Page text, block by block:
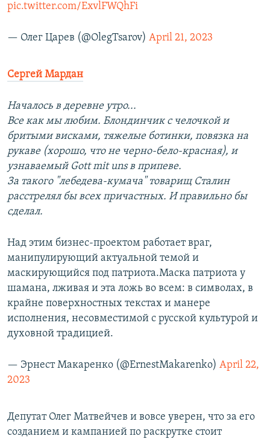
pic.twitter.com/ExvlFWQhFi
— Олег Царев (@OlegTsarov) April 21, 2023
Сергей Мардан
Началось в деревне утро...
Все как мы любим. Блондинчик с челочкой и
бритыми висками, тяжелые ботинки, повязка на
рукаве (хорошо, что не черно-бело-красная), и
узнаваемый Gott mit uns в припеве.
За такого "лебедева-кумача" товарищ Сталин
расстрелял бы всех причастных. И правильно бы
сделал.
Над этим бизнес-проектом работает враг,
манипулирующий актуальной темой и
маскирующийся под патриота.Маска патриота у
шамана, лживая и эта ложь во всем: в символах, в
крайне поверхностных текстах и манере
исполнения, несовместимой с русской культурой и
духовной традицией.
— Эрнест Макаренко (@ErnestMakarenko) April 22,
2023
Депутат Олег Матвейчев и вовсе уверен, что за его
созданием и кампанией по раскрутке стоит